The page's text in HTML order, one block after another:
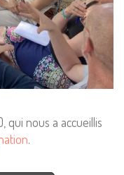
qui nous a accueillis
.